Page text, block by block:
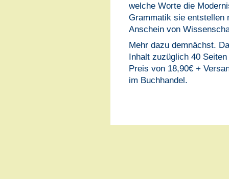
welche Worte die
Grammatik sie entstellen
Anschein von
Mehr dazu demnächst.
Inhalt zuzüglich 40
Preis von 18,90€ +
im Buchhandel.